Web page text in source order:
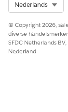
Nederlands
© Copyright 2026,
diverse
SFDC Netherlands
Nederland